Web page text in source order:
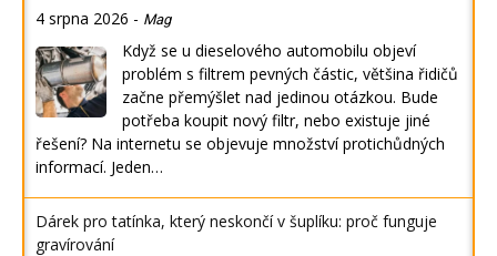
4 srpna 2026 - Mag
Když se u dieselového automobilu objeví
problém s filtrem pevných částic, většina řidičů
začne přemýšlet nad jedinou otázkou. Bude
potřeba koupit nový filtr, nebo existuje jiné
řešení? Na internetu se objevuje množství protichůdných
informací. Jeden…
Dárek pro tatínka, který neskončí v šuplíku: proč funguje
gravírování